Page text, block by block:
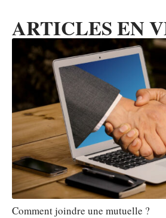
ARTICLES EN
Comment joindre une mutuelle ?